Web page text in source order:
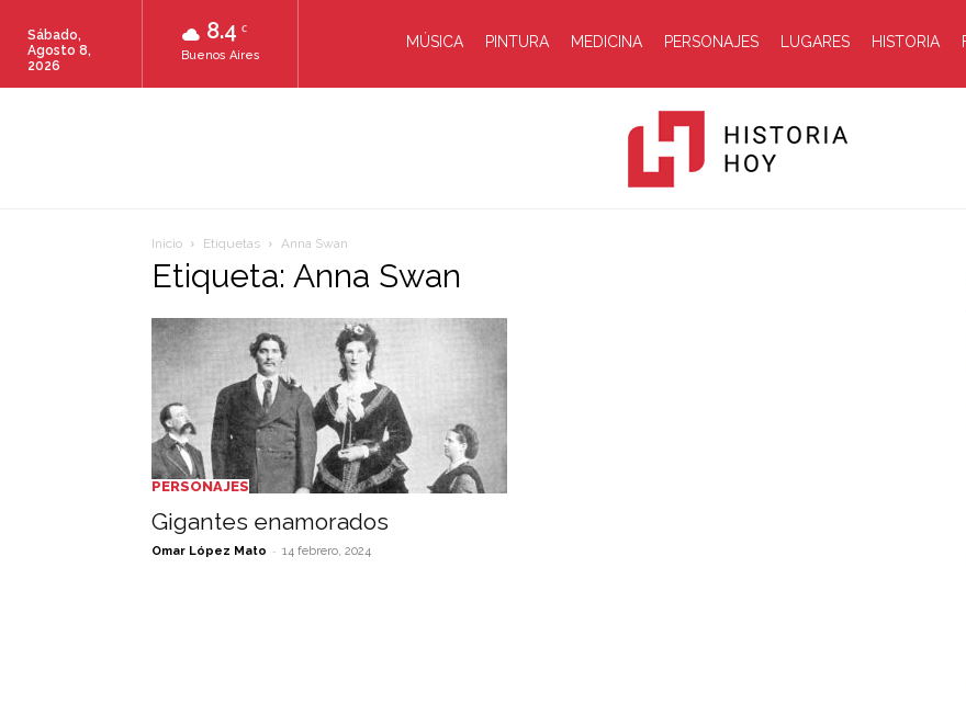
8.4 C
Buenos Aires
Sábado,
Agosto 8,
2026
MÚSICA PINTURA MEDICINA PERSONAJES LUGARES HISTORIA
Inicio Etiquetas Anna Swan
Etiqueta: Anna Swan
PERSONAJES
Gigantes enamorados
Omar López Mato - 14 febrero, 2024